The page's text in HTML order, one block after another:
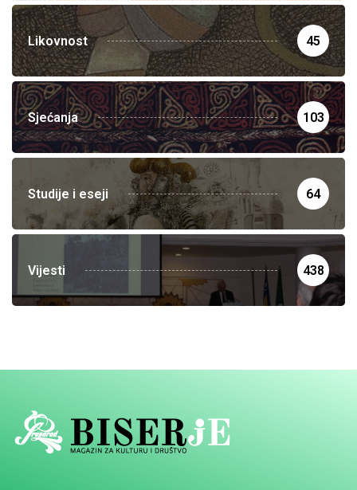
Likovnost 45
Sjećanja 103
Studije i eseji 64
Vijesti 438